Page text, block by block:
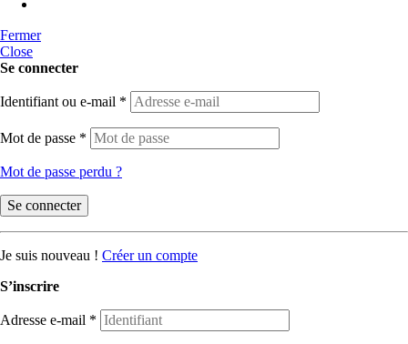
Fermer
Close
Se connecter
Identifiant ou e-mail *
Mot de passe *
Mot de passe perdu ?
Se connecter
Je suis nouveau ! Créer un compte
S’inscrire
Adresse e-mail *